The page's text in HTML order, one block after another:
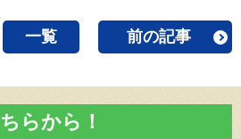
一覧 前の記事
らから！